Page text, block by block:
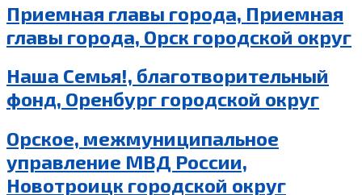
Приемная главы города, Приемная
главы города, Орск городской округ
Наша Семья!, благотворительный
фонд, Оренбург городской округ
Орское, межмуниципальное
управление МВД России,
Новотроицк городской округ